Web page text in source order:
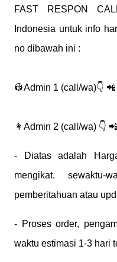
FAST RESPON
Indonesia untuk info
no dibawah ini :
👷Admin 1 (call/wa)👇 📲
👩Admin 2 (call/wa) 👇 📲
- Diatas adalah
mengikat. sewaktu-
pemberitahuan atau
- Proses order,
waktu estimasi 1-3 hari